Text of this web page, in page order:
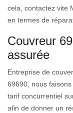
cela, contactez vite
en termes de
Couvreur
assurée
Entreprise de
69690, nous
tarif concurrentiel
afin de donner un